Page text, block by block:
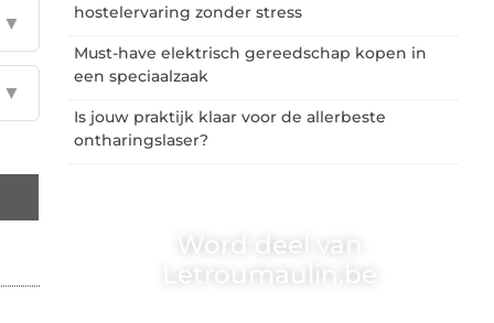
▼
▼
hostelervaring zonder stress
Must-have elektrisch gereedschap kopen in
een speciaalzaak
Is jouw praktijk klaar voor de allerbeste
ontharingslaser?
Word deel van
Letroumaulin.be